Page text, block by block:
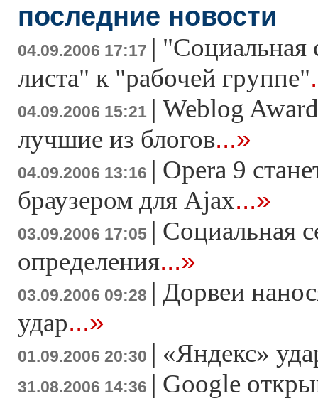
последние новости
04.09.2006 17:17 | "Социальная
листа" к "рабочей группе"
04.09.2006 15:21 | Weblog
лучшие из блогов...»
04.09.2006 13:16 | Opera 9
браузером для Ajax...»
03.09.2006 17:05 | Социальная
определения...»
03.09.2006 09:28 | Дорвеи
удар...»
01.09.2006 20:30 | «Яндекс»
31.08.2006 14:36 | Google